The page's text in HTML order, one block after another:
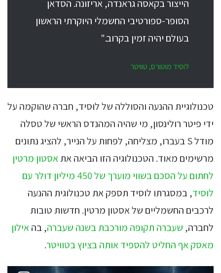
הייצור בקאסה גראנדה, אריזונה. הסדאן
הסופר-ספורטיבי החשמלי היוקרתי הראשון
בעולם יהיה זמין בקרוב."
לוסיד מוטורס, טוויטר
טכנולוגיית ההנעה והסוללה של לוסיד, חברה שהוקמה על
ידי פיטר רולינסון, מי שהיה המהנדס הראשי של טסלה
מודל S בעברו, מצליחה, לפחות על הנייר, להציג נתונים
מרשימים מאוד. הטכנולוגיה הזו הביאה אתאסטון מרטין
לחתום על הסכם בשווי מוערך של 450 מיליון דולר עם
לוסיד, במסגרתו לוסיד תספק את טכנולוגית ההנעה
לרכבים החשמליים של אסטון מרטין. חדשות טובות
לחברה, שעברה תקופה מורכבת בשנה שעברה, בהאילון
מאסק אף החליט להספיד אותה בציוץ בטוויטר.